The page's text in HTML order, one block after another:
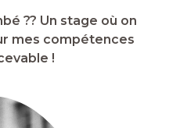
?? Un stage où on
mes compétences
!